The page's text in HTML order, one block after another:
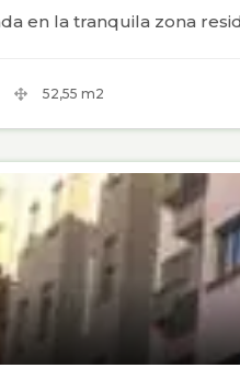
en la tranquila zona
52,55 m2